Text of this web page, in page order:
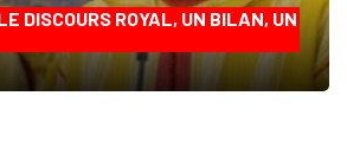
DISCOURS ROYAL, UN BILAN, UN